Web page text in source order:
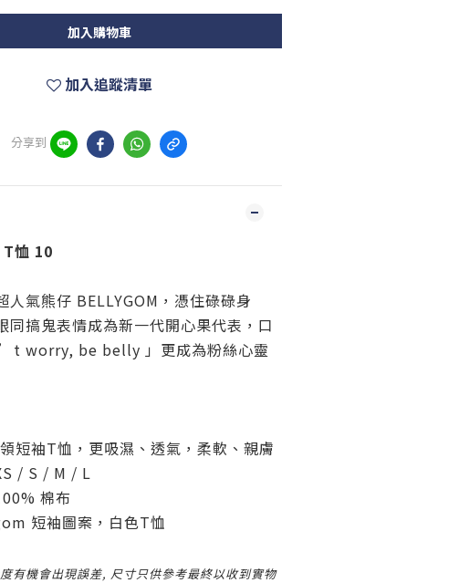
加入購物車
加入追蹤清單
分享到
T恤 10
人氣熊仔 BELLYGOM，憑住碌碌身
同搞鬼表情成為新一代開心果代表，口
worry, be belly 」更成為粉絲心靈
短袖T恤，更吸濕、透氣，柔軟、親膚
/ S / M / L
棉布
短袖圖案，白色T恤
有機會出現誤差, 尺寸只供參考最終以收到實物